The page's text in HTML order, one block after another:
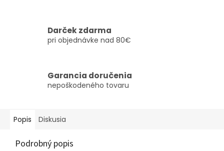
Darček zdarma
pri objednávke nad 80€
Garancia doručenia
nepoškodeného tovaru
Popis Diskusia
Podrobný popis